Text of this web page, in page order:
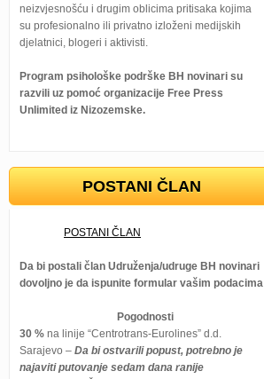
neizvjesnošću i drugim oblicima pritisaka kojima
su profesionalno ili privatno izloženi medijskih
djelatnici, blogeri i aktivisti.
Program psihološke podrške BH novinari su
razvili uz pomoć organizacije Free Press
Unlimited iz Nizozemske.
POSTANI ČLAN
POSTANI ČLAN
Da bi postali član Udruženja/udruge BH novinari
dovoljno je da ispunite formular vašim podacima
Pogodnosti
30 % na linije “Centrotrans-Eurolines” d.d.
Sarajevo – Da bi ostvarili popust, potrebno je
najaviti putovanje sedam dana ranije